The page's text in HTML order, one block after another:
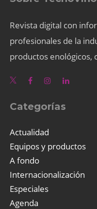
Revista digital con
profesionales de la
productos enológicos,
Categorías
Actualidad
Equipos y productos
A fondo
Internacionalización
Especiales
Agenda